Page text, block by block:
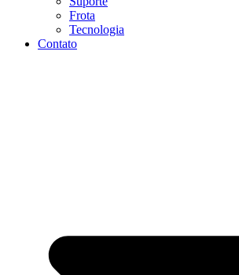
Frota
Tecnologia
Contato